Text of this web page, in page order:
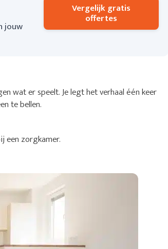
jouw
Vergelijk gratis
offertes
wat er speelt. Je legt het verhaal één keer
te bellen.
een zorgkamer.